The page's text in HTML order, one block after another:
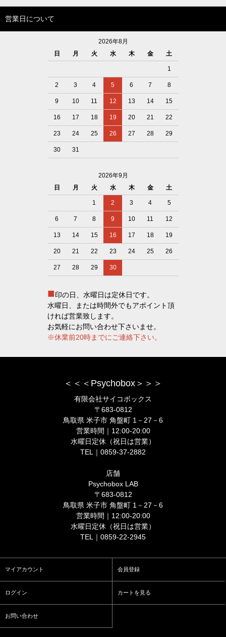
営業日について
2026年8月
日
月 火 水 木 金 土
1
2 3 4 5 6 7 8
9 10 11 12 13 14 15
16 17 18 19 20 21 22
23 24 25 26 27 28 29
30 31
2026年9月
日
月 火 水 木 金 土
1 2 3 4 5
6 7 8 9 10 11 12
13 14 15 16 17 18 19
20 21 22 23 24 25 26
27 28 29 30
■印の日、水曜日は定休日です。
水曜日、または時間外でもアポイント頂
ければ営業致します。
お気軽にお問い合わせ下さいませ。
※休業前20時までにご連絡下さい。
＜＜＜Psychobox＞＞＞
有限会社サイコボックス
〒683-0812
鳥取県 米子市 角盤町 1－27－6
営業時間｜12:00-20:00
水曜日定休（祝日は営業）
TEL｜0859-37-2882
店舗
Psychobox LAB
〒683-0812
鳥取県 米子市 角盤町 1－27－6
営業時間｜12:00-20:00
水曜日定休（祝日は営業）
TEL｜0859-22-2945
マイアカウント 会員登録
ログイン カートを見る
お問い合わせ